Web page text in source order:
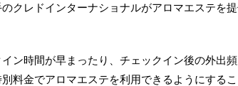
クレドインターナショナルがアロマエステを
ン時間が早まったり、チェックイン後の外出
料金でアロマエステを利用できるようにする